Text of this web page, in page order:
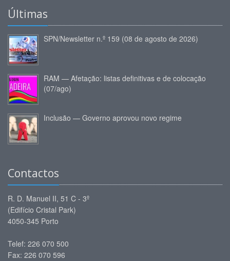
Últimas
SPN/Newsletter n.º 159 (08 de agosto de 2026)
RAM — Afetação: listas definitivas e de colocação
(07/ago)
Inclusão — Governo aprovou novo regime
Contactos
R. D. Manuel II, 51 C - 3º
(Edifício Cristal Park)
4050-345 Porto
Telef: 226 070 500
Fax: 226 070 596